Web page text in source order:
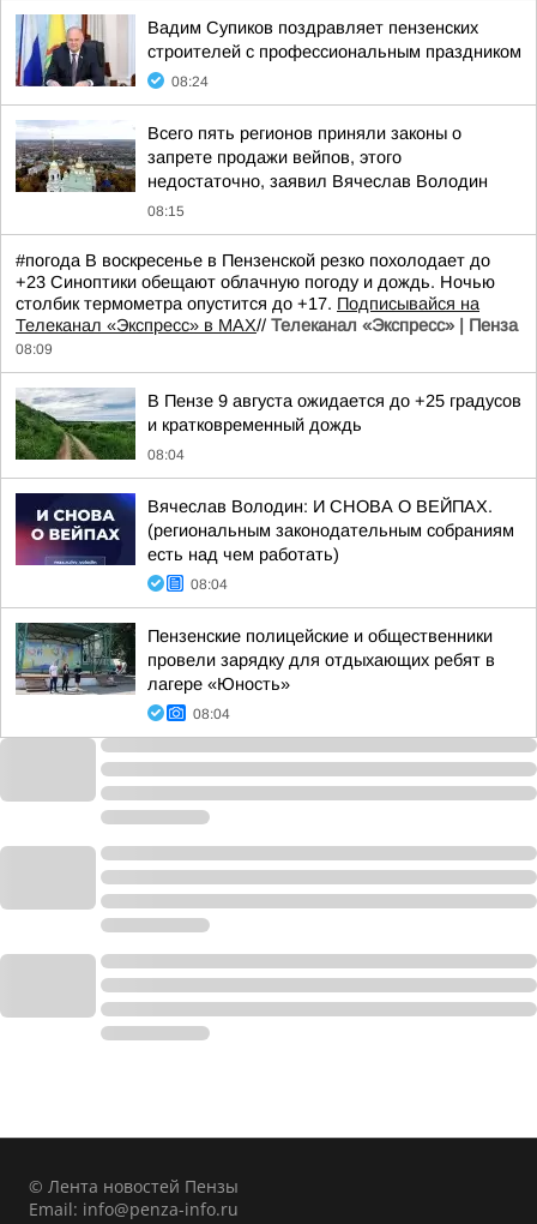
Вадим Супиков поздравляет пензенских
строителей с профессиональным праздником
08:24
Всего пять регионов приняли законы о
запрете продажи вейпов, этого
недостаточно, заявил Вячеслав Володин
08:15
#погода В воскресенье в Пензенской резко похолодает до
+23 Синоптики обещают облачную погоду и дождь. Ночью
столбик термометра опустится до +17. Подписывайся на
Телеканал «Экспресс» в MAX// Телеканал «Экспресс» | Пенза
08:09
В Пензе 9 августа ожидается до +25 градусов
и кратковременный дождь
08:04
Вячеслав Володин: И СНОВА О ВЕЙПАХ.
(региональным законодательным собраниям
есть над чем работать)
08:04
Пензенские полицейские и общественники
провели зарядку для отдыхающих ребят в
лагере «Юность»
08:04
© Лента новостей Пензы
Email: info@penza-info.ru